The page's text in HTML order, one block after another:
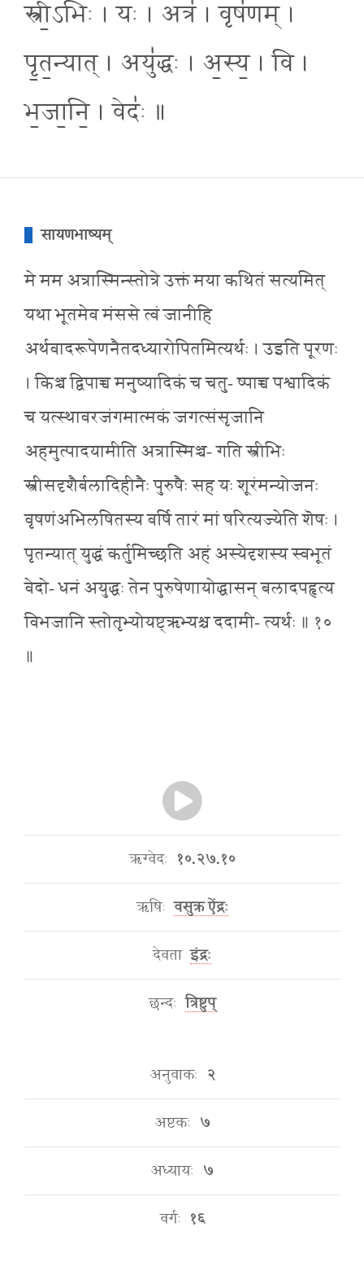
स्त्री॒ऽभिः । यः । अत्र॑ । वृष॑णम् ।
पृ॒त॒न्यात् । अयु॑द्धः । अ॒स्य॒ । वि ।
भ॒जा॒नि॒ । वेदः॑ ॥
सायणभाष्यम्
मे मम अत्रास्मिन्स्तोत्रे उक्तं मया कथितं सत्यमित्
यथा भूतमेव मंससे त्वं जानीहि
अर्थवादरूपेणनैतदध्यारोपितमित्यर्थः । उइति पूरणः
। किञ्च द्विपाच्च मनुष्यादिकं च चतु- ष्पाच्च पश्वादिकं
च यत्स्थावरजंगमात्मकं जगत्संसृजानि
अहमुत्पादयामीति अत्रास्मिञ्च- गति स्त्रीभिः
स्त्रीसदृशैर्बलादिहीनैः पुरुषैः सह यः शूरंमन्योजनः
वृषणंअभिलषितस्य वर्षि तारं मां षरित्यज्येति शॆषः ।
पृतन्यात् युद्धं कर्तुमिच्छति अहं अस्येदृशस्य स्वभूतं
वेदो- धनं अयुद्धः तेन पुरुषेणायोद्धासन् बलादपहृत्य
विभजानि स्तोतृभ्योयष्ट्ऋभ्यश्च ददामी- त्यर्थः ॥ १०
॥
ऋग्वेदः १०.२७.१०
ऋषिः वसुक्र ऐंद्रः
देवता इंद्रः
छन्दः त्रिष्टुप्
अनुवाकः २
अष्टकः ७
अध्यायः ७
वर्गः १६